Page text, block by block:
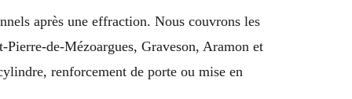
après une effraction. Nous couvrons les
de-Mézoargues, Graveson, Aramon et
renforcement de porte ou mise en